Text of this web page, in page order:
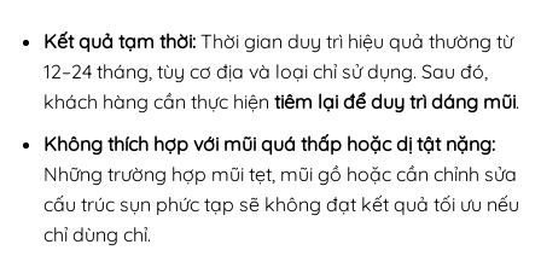
Kết quả tạm thời:Thời gian duy trì hiệu quả thường từ
12–24 tháng, tùy cơ địa và loại chỉ sử dụng. Sau đó,
khách hàng cần thực hiện tiêm lại để duy trì dáng mũi.
Không thích hợp với mũi quá thấp hoặc dị tật nặng:
Những trường hợp mũi tẹt, mũi gồ hoặc cần chỉnh sửa
cấu trúc sụn phức tạp sẽ không đạt kết quả tối ưu nếu
chỉ dùng chỉ.